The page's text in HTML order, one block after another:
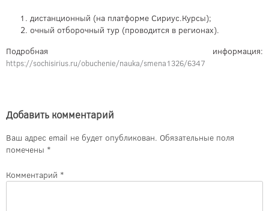
дистанционный (на платформе Сириус.Курсы);
очный отборочный тур (проводится в регионах).
Подробная информация:
https://sochisirius.ru/obuchenie/nauka/smena1326/6347
Добавить комментарий
Ваш адрес email не будет опубликован. Обязательные поля
помечены *
Комментарий *